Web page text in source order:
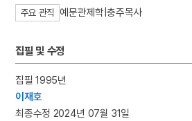
9
고로쇠나무
주요 관직 예문관제학|충주목사
집필 및 수정
집필 1995년
이재호
최종수정 2024년 07월 31일